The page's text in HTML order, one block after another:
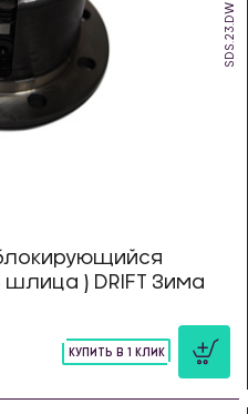
SDS.23.DW
шлица ) DRIFT Зима
КУПИТЬ В 1 КЛИК